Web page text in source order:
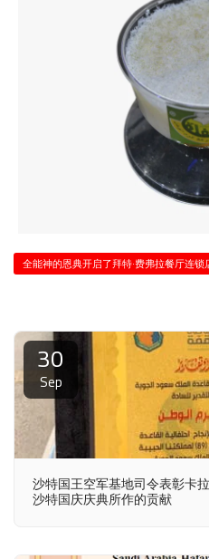
全能神的恩典开启了拜特·费弗拉餐厅连
30
Sep
沙特国王空军基地司令表彰卡
沙特国庆庆典所作的贡献